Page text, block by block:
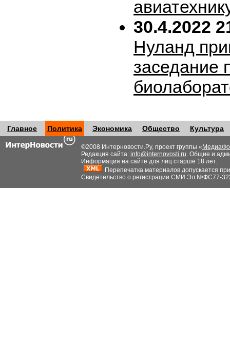
30.4.2022
Нуланд
заседание
Главное Политика Экономика Общество Культура
©2008 Интерновости.Ру, проект группы «
Редакция сайта: info@internovosti.ru. Общие и
Информация на сайте для лиц старше 18 лет.
Перепечатка материалов допускается
Свидетельство о регистрации СМИ Эл №ФС77-